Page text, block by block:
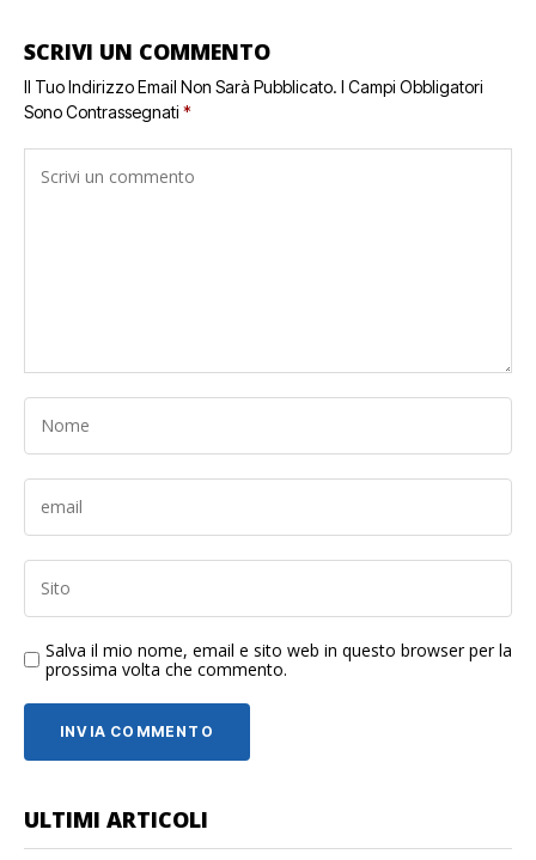
SCRIVI UN COMMENTO
Il Tuo Indirizzo Email Non Sarà Pubblicato. I Campi Obbligatori
Sono Contrassegnati *
Salva il mio nome, email e sito web in questo browser per la
prossima volta che commento.
ULTIMI ARTICOLI